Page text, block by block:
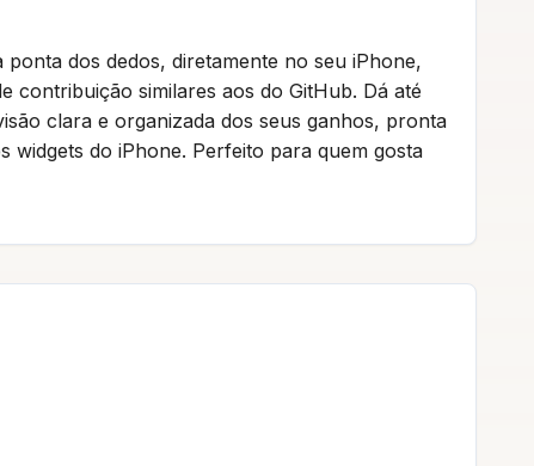
dos dedos, diretamente no seu iPhone,
contribuição similares aos do GitHub. Dá até
clara e organizada dos seus ganhos, pronta
widgets do iPhone. Perfeito para quem gosta